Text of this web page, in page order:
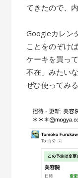
てきたので、
Googleカレン
ことをのぞけ
ケーキを買っ
不在」みたい
ぜひ使ってみ